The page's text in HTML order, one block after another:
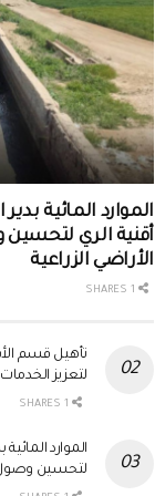
الموارد المائية
أقنية الري لتحسين
الأراضي الزراعية
تأهيل قسم
لتعزيز
الموارد
لتحسين وصول